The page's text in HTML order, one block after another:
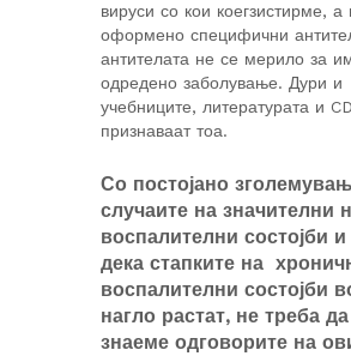
вируси со кои коегзистирме,
оформено специфични
антителата не се мерило за
одредено заболување. Дури и
учебниците, литературата и
признаваат тоа.
Со постојано
случаите на значителни
воспалителни состојби
дека стапките на
воспалителни состојби
нагло растат, не треба да
знаеме одговорите на